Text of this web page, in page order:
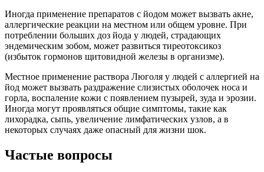
Иногда применение препаратов с йодом может вызвать акне,
аллергические реакции на местном или общем уровне. При
потреблении больших доз йода у людей, страдающих
эндемическим зобом, может развиться тиреотоксикоз
(избыток гормонов щитовидной железы в организме).
Местное применение раствора Люголя у людей с аллергией на
йод может вызвать раздражение слизистых оболочек носа и
горла, воспаление кожи с появлением пузырей, зуда и эрозии.
Иногда могут проявляться общие симптомы, такие как
лихорадка, сыпь, увеличение лимфатических узлов, а в
некоторых случаях даже опасный для жизни шок.
Частые вопросы